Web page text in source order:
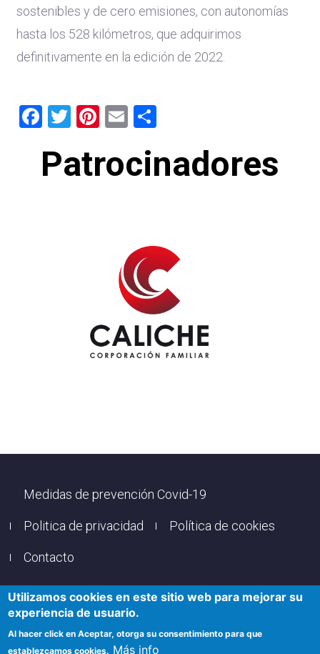
sostenibles y de cero emisiones, con autonomías
hasta los 528 kilómetros, que adquirimos
definitivamente en la edición de 2022.
Facebook
Twitter
Pinterest
Email
Patrocinadores
Footer
Medidas de prevención Covid-19
Politica de privacidad Política de cookies
Contacto
© CopyrightVuelta Murcia
2025. Todos los derechos
reservados.
Utilizamos cookies en este sitio web para mejorar su
experiencia de usuario.
Al hacer click en Aceptar, otorga su consentimiento para que
establezcamos cookies. Más info